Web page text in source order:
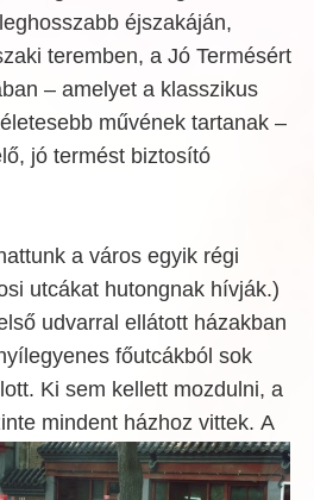
éjszakáján,
teremben, a Jó Termésért
– amelyet a klasszikus
művének tartanak –
jó termést biztosító
a város egyik régi
utcákat hutongnak hívják.)
udvarral ellátott házakban
főutcákból sok
Ki sem kellett mozdulni, a
mindent házhoz vittek. A